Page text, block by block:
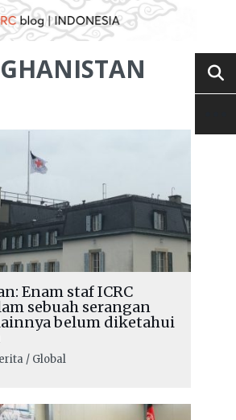
Enam staf ICRC
sebuah serangan
belum diketahui
/ Global